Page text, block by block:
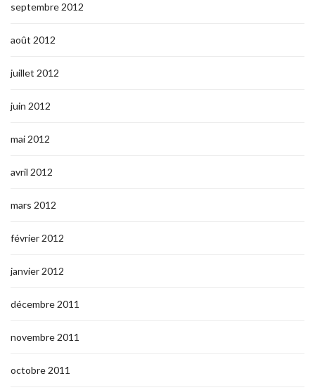
septembre 2012
août 2012
juillet 2012
juin 2012
mai 2012
avril 2012
mars 2012
février 2012
janvier 2012
décembre 2011
novembre 2011
octobre 2011